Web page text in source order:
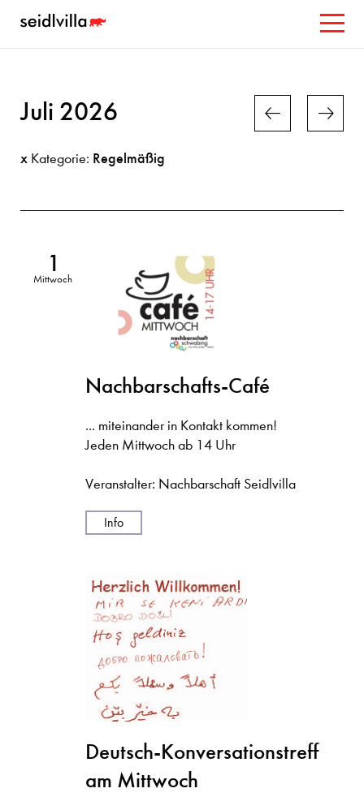
Juli 2026
x Kategorie: Regelmäßig
1
Mittwoch
Nachbarschafts-Café
... miteinander in Kontakt kommen!
Jeden Mittwoch ab 14 Uhr
Veranstalter: Nachbarschaft Seidlvilla
Info
Deutsch-Konversationstreff
am Mittwoch